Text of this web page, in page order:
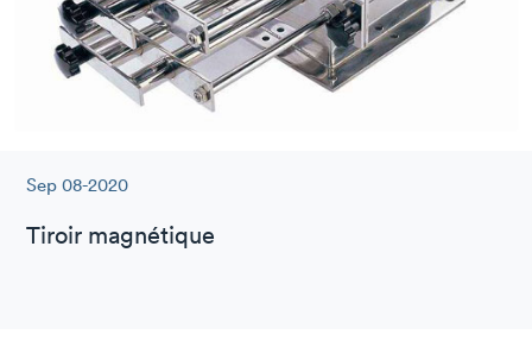
Sep 08-2020
Tiroir magnétique